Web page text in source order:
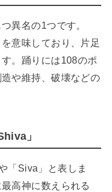
異名の1つです。
意味しており、片足
。踊りには108のポ
や維持、破壊などの
」
「Siva」と表しま
高神に数えられる